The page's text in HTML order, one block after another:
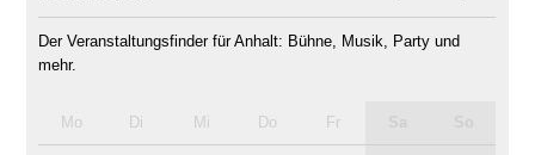
Der Veranstaltungsfinder für Anhalt: Bühne, Musik, Party und
mehr.
Mo Di Mi Do Fr